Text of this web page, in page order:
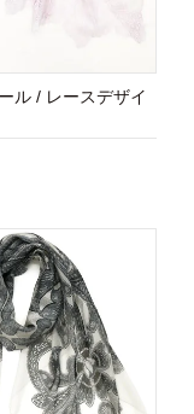
ル / レースデザイ